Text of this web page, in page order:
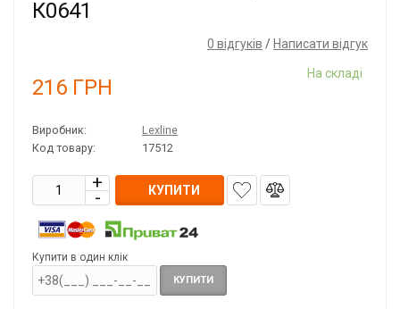
К0641
0 відгуків / Написати відгук
216 ГРН
На складі
Виробник:
Lexline
Код товару:
17512
КУПИТИ
Купити в один клік
КУПИТИ